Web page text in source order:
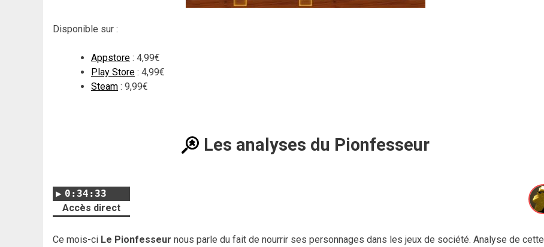
Disponible sur :
Appstore : 4,99€
Play Store : 4,99€
Steam : 9,99€
Les analyses du Pionfesseur
0:34:33
Accès direct
Ce mois-ci Le Pionfesseur nous parle du fait de nourrir ses personnages dans les jeux de société. Analyse de cette